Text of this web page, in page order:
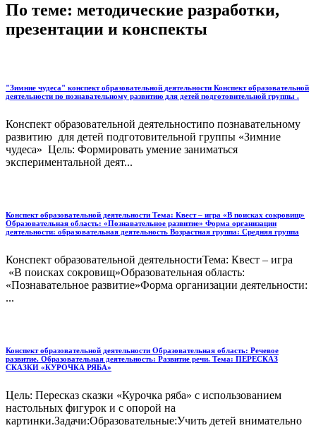
По теме: методические разработки,
презентации и конспекты
"Зимние чудеса" конспект образовательной деятельности Конспект образовательной
деятельности по познавательному развитию для детей подготовительной группы .
Конспект образовательной деятельностипо познавательному
развитию для детей подготовительной группы «Зимние
чудеса» Цель: Формировать умение заниматься
экспериментальной деят...
Конспект образовательной деятельности Тема: Квест – игра «В поисках сокровищ»
Образовательная область: «Познавательное развитие» Форма организации
деятельности: образовательная деятельность Возрастная группа: Средняя группа
Конспект образовательной деятельностиТема: Квест – игра
«В поисках сокровищ»Образовательная область:
«Познавательное развитие»Форма организации деятельности:
...
Конспект образовательной деятельности Образовательная область: Речевое
развитие. Образовательная деятельность: Развитие речи. Тема: ПЕРЕСКАЗ
СКАЗКИ «КУРОЧКА РЯБА»
Цель: Пересказ сказки «Курочка ряба» с использованием
настольных фигурок и с опорой на
картинки.Задачи:Образовательные:Учить детей внимательно